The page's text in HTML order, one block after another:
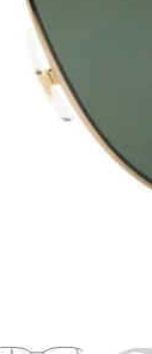
Šírka
mostíka